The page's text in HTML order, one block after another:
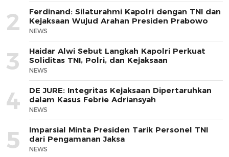
2
Ferdinand: Silaturahmi Kapolri dengan TNI dan
Kejaksaan Wujud Arahan Presiden Prabowo
NEWS
3
Haidar Alwi Sebut Langkah Kapolri Perkuat
Soliditas TNI, Polri, dan Kejaksaan
NEWS
4
DE JURE: Integritas Kejaksaan Dipertaruhkan
dalam Kasus Febrie Adriansyah
NEWS
5
Imparsial Minta Presiden Tarik Personel TNI
dari Pengamanan Jaksa
NEWS